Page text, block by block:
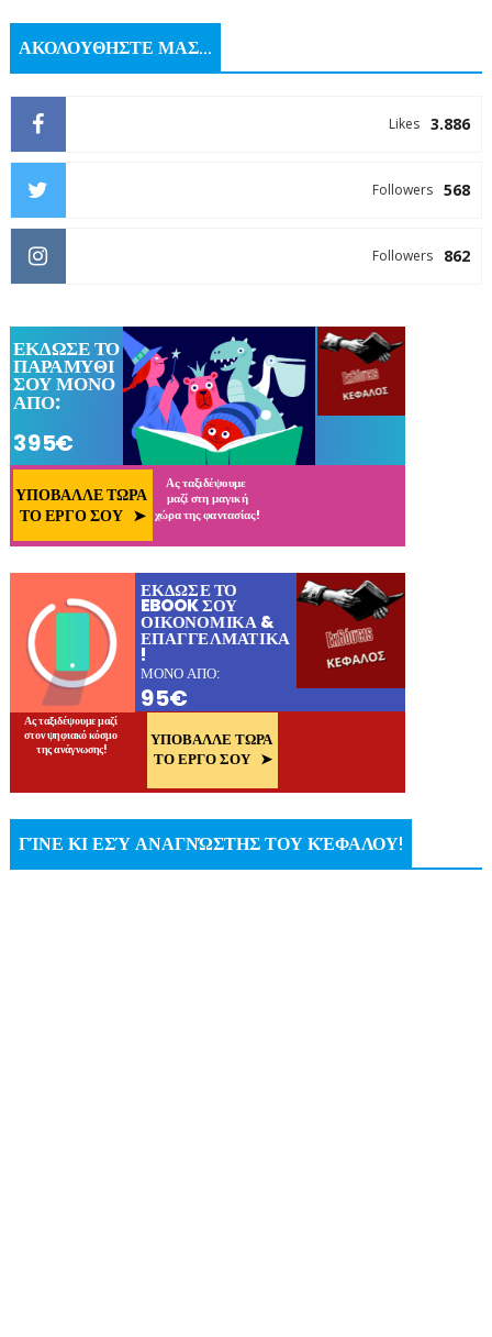
ΑΚΟΛΟΥΘΗΣΤΕ ΜΑΣ...
3.886
Likes
568
Followers
862
Followers
ΓΊΝΕ ΚΙ ΕΣΎ ΑΝΑΓΝΏΣΤΗΣ ΤΟΥ ΚΈΦΑΛΟΥ!